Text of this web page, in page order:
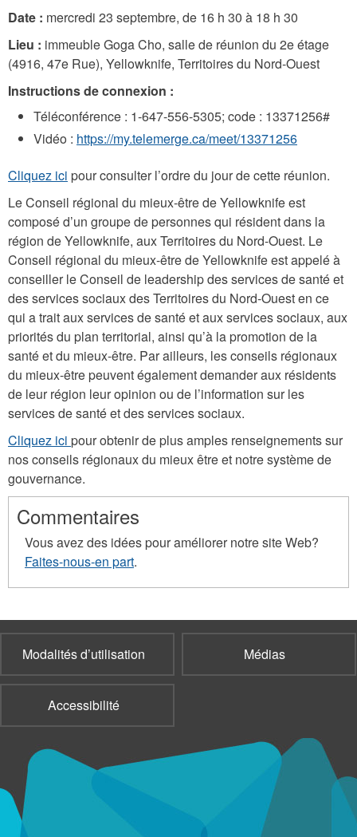
Date : mercredi 23 septembre, de 16 h 30 à 18 h 30
Lieu : immeuble Goga Cho, salle de réunion du 2e étage
(4916, 47e Rue), Yellowknife, Territoires du Nord-Ouest
Instructions de connexion :
Téléconférence : 1-647-556-5305; code : 13371256#
Vidéo : https://my.telemerge.ca/meet/13371256
Cliquez ici pour consulter l’ordre du jour de cette réunion.
Le Conseil régional du mieux-être de Yellowknife est
composé d’un groupe de personnes qui résident dans la
région de Yellowknife, aux Territoires du Nord-Ouest. Le
Conseil régional du mieux-être de Yellowknife est appelé à
conseiller le Conseil de leadership des services de santé et
des services sociaux des Territoires du Nord-Ouest en ce
qui a trait aux services de santé et aux services sociaux, aux
priorités du plan territorial, ainsi qu’à la promotion de la
santé et du mieux-être. Par ailleurs, les conseils régionaux
du mieux-être peuvent également demander aux résidents
de leur région leur opinion ou de l’information sur les
services de santé et des services sociaux.
Cliquez ici pour obtenir de plus amples renseignements sur
nos conseils régionaux du mieux être et notre système de
gouvernance.
Commentaires
Vous avez des idées pour améliorer notre site Web?
Faites-nous-en part.
Modalités d’utilisation Médias
Accessibilité